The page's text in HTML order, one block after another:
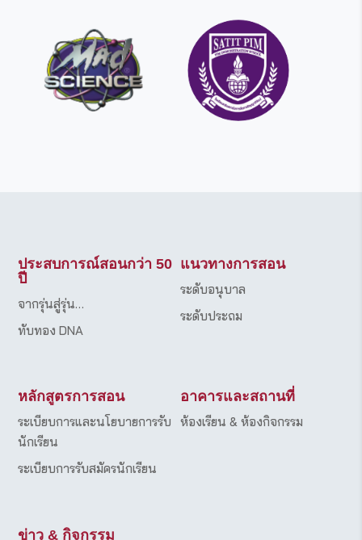
ประสบการณ์สอนกว่า 50
ปี
จากรุ่นสู่รุ่น…
ทับทอง DNA
แนวทางการสอน
ระดับอนุบาล
ระดับประถม
หลักสูตรการสอน
ระเบียบการและนโยบายการรับ
นักเรียน
ระเบียบการรับสมัครนักเรียน
อาคารและสถานที่
ห้องเรียน & ห้องกิจกรรม
ข่าว & กิจกรรม